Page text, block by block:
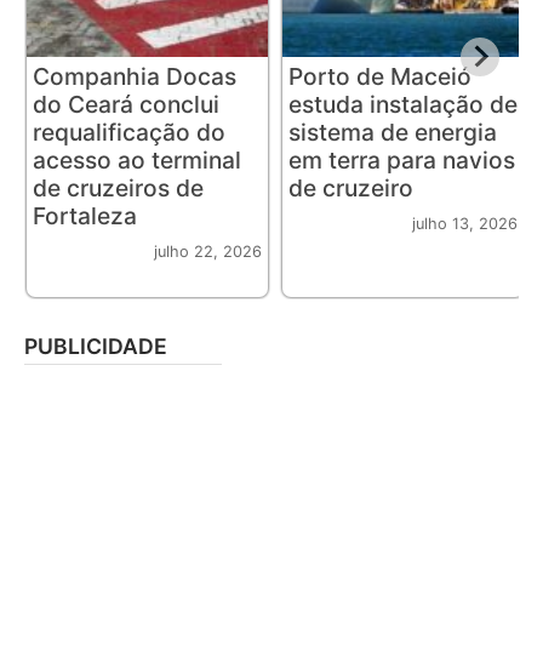
Companhia Docas
do Ceará conclui
requalificação do
acesso ao terminal
de cruzeiros de
Fortaleza
julho 22, 2026
Porto de Maceió
estuda instalação de
sistema de energia
em terra para navios
de cruzeiro
julho 13, 2026
PUBLICIDADE